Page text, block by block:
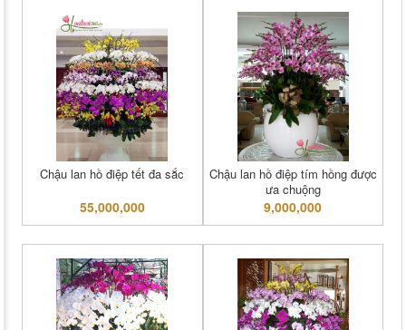
Chậu lan hồ điệp tết đa sắc
55,000,000
Chậu lan hồ điệp tím hồng được
ưa chuộng
9,000,000